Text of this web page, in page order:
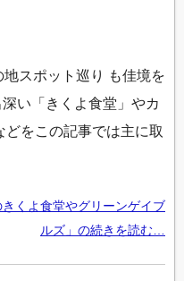
スポット巡り も佳境を
い「きくよ食堂」やカ
をこの記事では主に取
きくよ食堂やグリーンゲイブ
ルズ」の続きを読む…